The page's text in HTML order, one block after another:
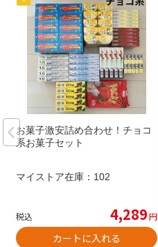
お菓子激安詰め合わせ！チョコ
系お菓子セット
マイストア在庫： 102
税込 4,289円
カートに入れる